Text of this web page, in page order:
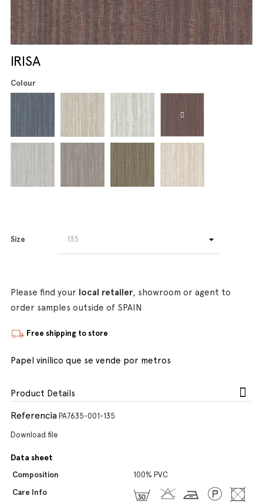
IRISA
Colour
Size
Please find your local retailer, showroom or agent to
order samples outside of SPAIN
Free shipping to store
Papel vinílico que se vende por metros
Product Details
Referencia PA7635-001-135
Download file
Data sheet
Composition
100% PVC
Care Info